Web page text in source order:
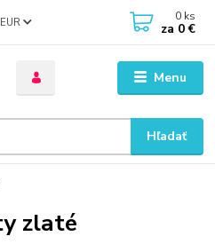
Menu
EUR
Hľadať
0 ks
za 0 €
zlaté